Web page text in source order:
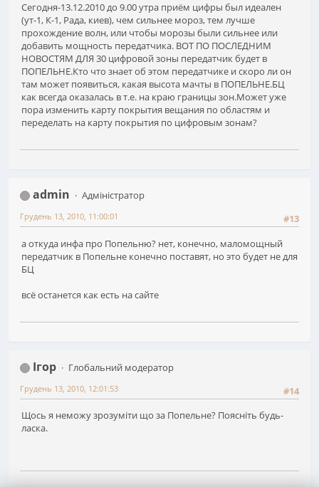
Сегодня-13.12.2010 до 9.00 утра приём цифры был идеален
(ут-1, К-1, Рада, киев), чем сильнее мороз, тем лучше
прохождение волн, или чтобы морозы были сильнее или
добавить мощность передатчика. ВОТ ПО ПОСЛЕДНИМ
НОВОСТЯМ ДЛЯ 30 цифровой зоны передатчик будет в
ПОПЕЛЬНЕ.Кто что знает об этом передатчике и скоро ли он
там может появиться, какая высота мачты в ПОПЕЛЬНЕ.БЦ
как всегда оказалась в т.е. на краю границы зон.Может уже
пора изменить карту покрытия вещания по областям и
переделать на карту покрытия по цифровым зонам?
admin
Адміністратор
#13
Грудень 13, 2010, 11:00:01
а откуда инфа про Попельню? нет, конечно, маломощный
передатчик в Попельне конечно поставят, но это будет не для
БЦ
всё останется как есть на сайте
Ігор
Глобальний модератор
#14
Грудень 13, 2010, 12:01:53
Щось я неможу зрозуміти що за Попельне? Поясніть будь-
ласка.